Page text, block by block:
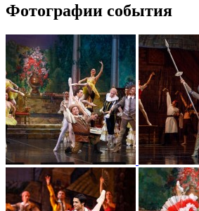
Фотографии события